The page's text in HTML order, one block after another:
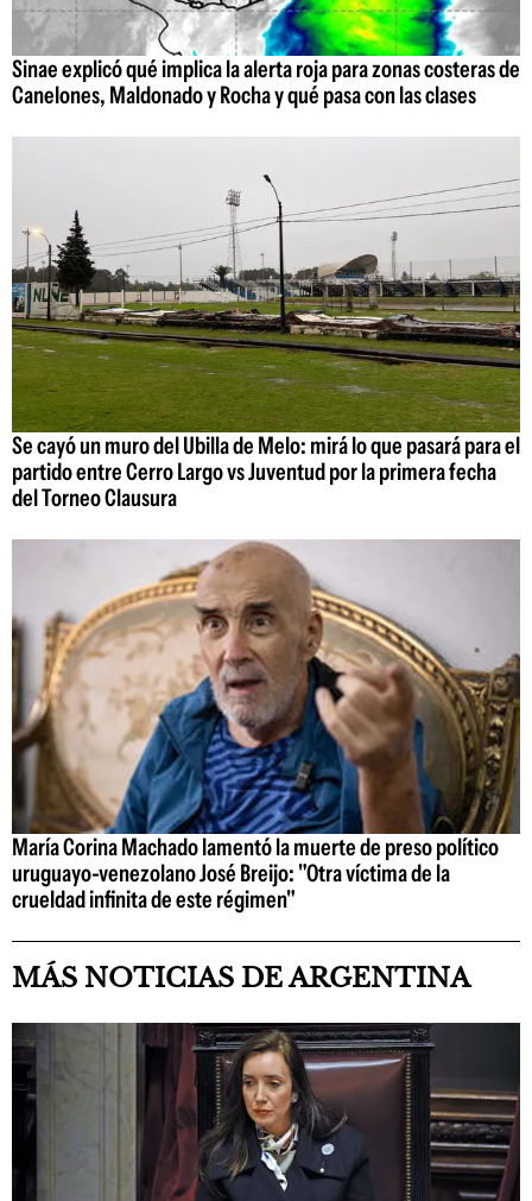
Sinae explicó qué implica la alerta roja para zonas costeras de
Canelones, Maldonado y Rocha y qué pasa con las clases
Se cayó un muro del Ubilla de Melo: mirá lo que pasará para el
partido entre Cerro Largo vs Juventud por la primera fecha
del Torneo Clausura
María Corina Machado lamentó la muerte de preso político
uruguayo-venezolano José Breijo: "Otra víctima de la
crueldad infinita de este régimen"
MÁS NOTICIAS DE ARGENTINA